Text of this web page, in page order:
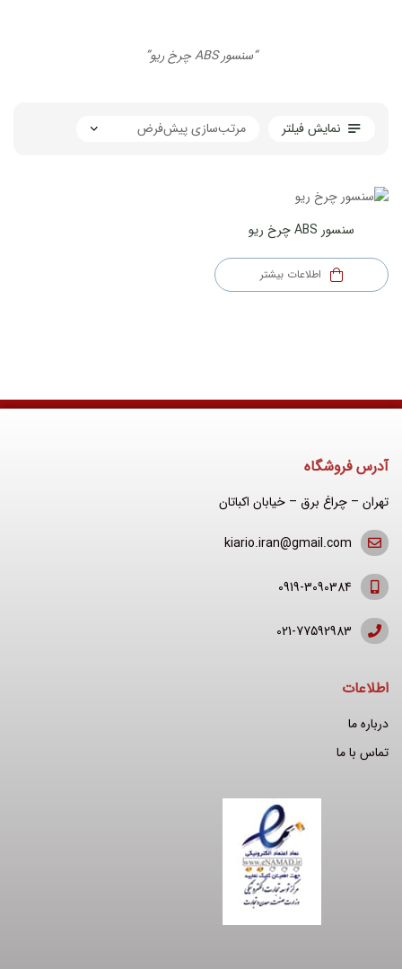
“سنسور ABS چرخ ریو”
نمایش فیلتر
سنسور ABS چرخ ریو
اطلاعات بیشتر
آدرس فروشگاه
تهران – چراغ برق – خیابان اکباتان
kiario.iran@gmail.com
0919-3090384
021-77592983
اطلاعات
درباره ما
تماس با ما